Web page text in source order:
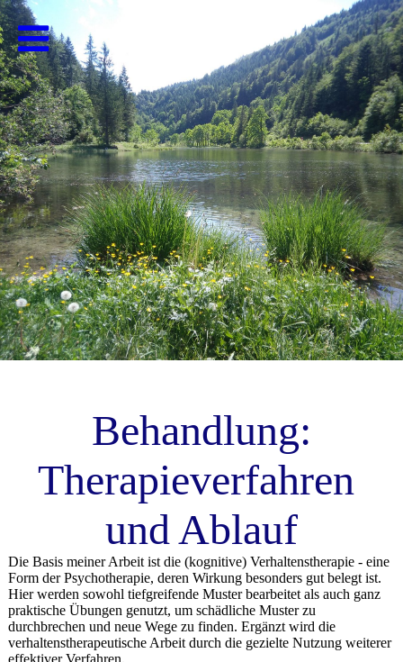
Behandlung:
Therapieverfahren
und Ablauf
Die Basis meiner Arbeit ist die (kognitive) Verhaltenstherapie - eine
Form der Psychotherapie, deren Wirkung besonders gut belegt ist.
Hier werden sowohl tiefgreifende Muster bearbeitet als auch ganz
praktische Übungen genutzt, um schädliche Muster zu
durchbrechen und neue Wege zu finden. Ergänzt wird die
verhaltenstherapeutische Arbeit durch die gezielte Nutzung weiterer
effektiver Verfahren.